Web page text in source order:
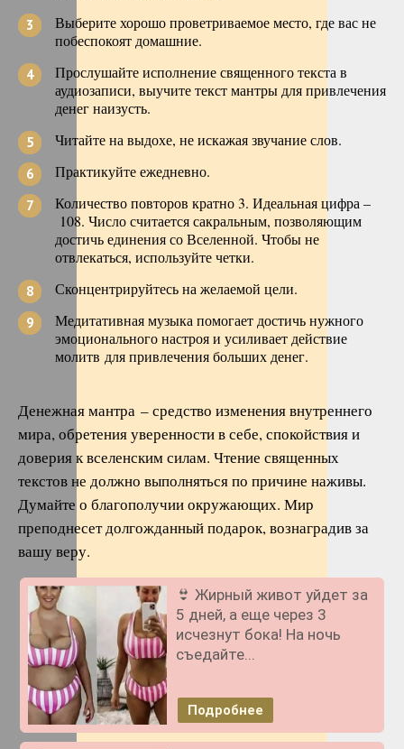
Выберите хорошо проветриваемое место, где вас не
побеспокоят домашние.
Прослушайте исполнение священного текста в
аудиозаписи, выучите текст мантры для привлечения
денег наизусть.
Читайте на выдохе, не искажая звучание слов.
Практикуйте ежедневно.
Количество повторов кратно 3. Идеальная цифра –
108. Число считается сакральным, позволяющим
достичь единения со Вселенной. Чтобы не
отвлекаться, используйте четки.
Сконцентрируйтесь на желаемой цели.
Медитативная музыка помогает достичь нужного
эмоционального настроя и усиливает действие
молитв для привлечения больших денег.
Денежная мантра – средство изменения внутреннего
мира, обретения уверенности в себе, спокойствия и
доверия к вселенским силам. Чтение священных
текстов не должно выполняться по причине наживы.
Думайте о благополучии окружающих. Мир
преподнесет долгожданный подарок, вознаградив за
вашу веру.
👙 Жирный живот уйдет за
5 дней, а еще через 3
исчезнут бока! На ночь
съедайте...
Подробнее